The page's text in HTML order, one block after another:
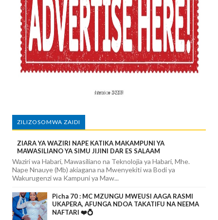
ZILIZOSOMWA ZAIDI
ZIARA YA WAZIRI NAPE KATIKA MAKAMPUNI YA
MAWASILIANO YA SIMU JIJINI DAR ES SALAAM
Waziri wa Habari, Mawasiliano na Teknolojia ya Habari, Mhe.
Nape Nnauye (Mb) akiagana na Mwenyekiti wa Bodi ya
Wakurugenzi wa Kampuni ya Maw...
Picha 70 : MC MZUNGU MWEUSI AAGA RASMI
UKAPERA, AFUNGA NDOA TAKATIFU NA NEEMA
NAFTARI ❤️💍